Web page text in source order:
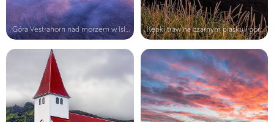
Góra Vestrahorn nad morzem w Island... Kępki traw na czarnym piasku i góra...